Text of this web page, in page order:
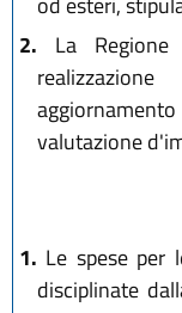
2. La
valutazione
1. Le spese per
disciplinate